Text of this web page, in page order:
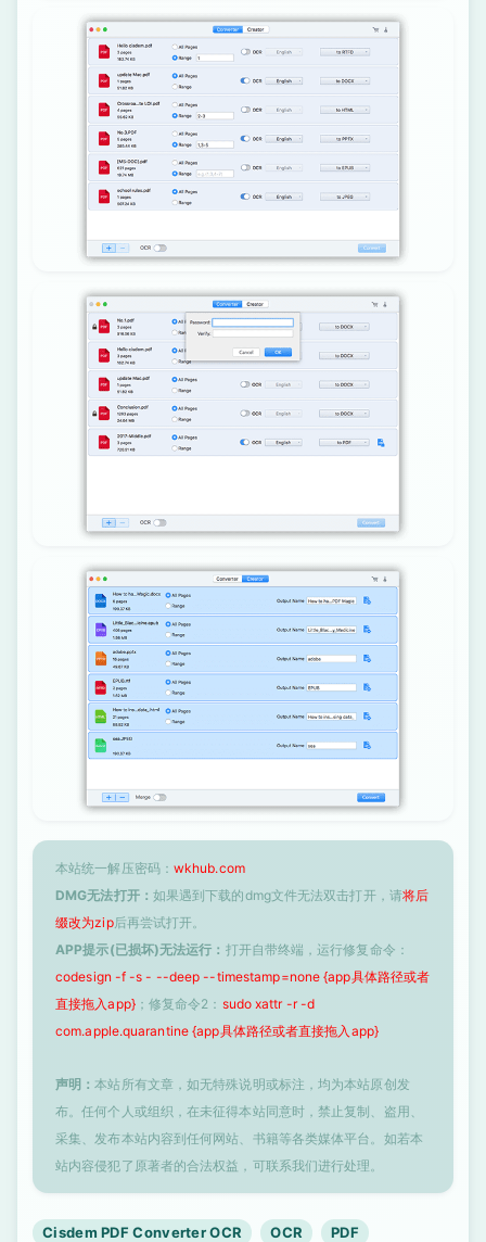
本站统一解压密码： wkhub.com
DMG无法打开： 如果遇到下载的dmg文件无法双击打开，请将后
缀改为zip后再尝试打开。
APP提示(已损坏)无法运行： 打开自带终端，运行修复命令：
codesign -f -s - --deep --timestamp=none {app具体路径或者
直接拖入app}；修复命令2： sudo xattr -r -d
com.apple.quarantine {app具体路径或者直接拖入app}
声明：本站所有文章，如无特殊说明或标注，均为本站原创发
布。任何个人或组织，在未征得本站同意时，禁止复制、盗用、
采集、发布本站内容到任何网站、书籍等各类媒体平台。如若本
站内容侵犯了原著者的合法权益，可联系我们进行处理。
Cisdem PDF Converter OCR OCR PDF